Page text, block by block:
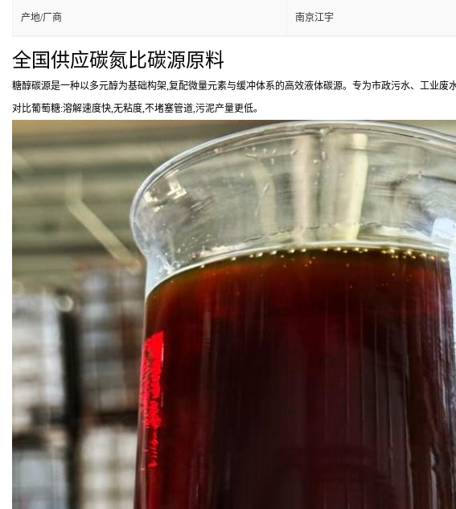
产地/厂商 南京江宇
全国供应碳氮比碳源原料
糖醇碳源是一种以多元醇为基础构架,复配微量元素与缓冲体系的高效液体碳源。专为市政污水、工业
对比葡萄糖:溶解速度快,无粘度,不堵塞管道,污泥产量更低。